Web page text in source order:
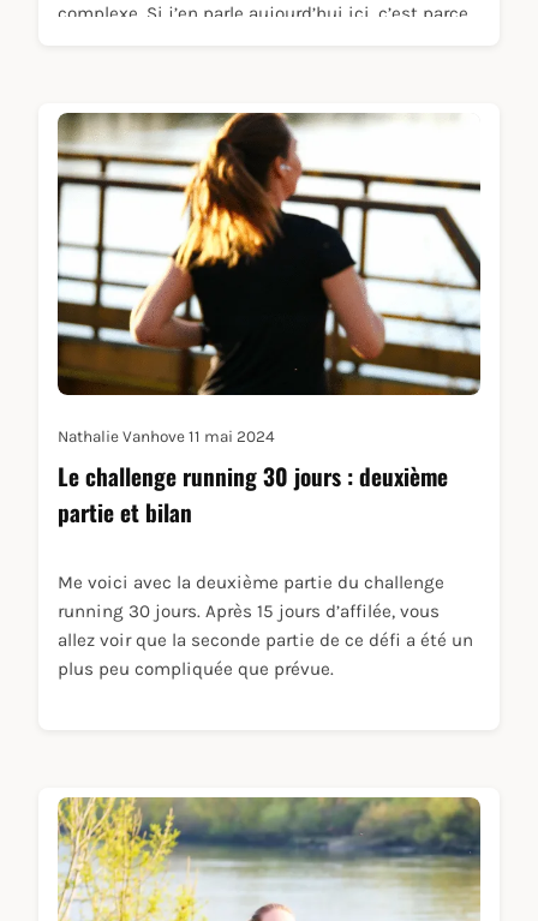
complexe. Si j’en parle aujourd’hui ici, c’est parce
Nathalie Vanhove 11 mai 2024
Le challenge running 30 jours : deuxième
partie et bilan
Me voici avec la deuxième partie du challenge
running 30 jours. Après 15 jours d’affilée, vous
allez voir que la seconde partie de ce défi a été un
plus peu compliquée que prévue.